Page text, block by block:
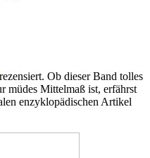
rezensiert. Ob dieser Band tolles
müdes Mittelmaß ist, erfährst
enzyklopädischen Artikel